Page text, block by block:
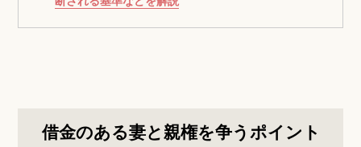
借金のある妻と親権を争うポイント